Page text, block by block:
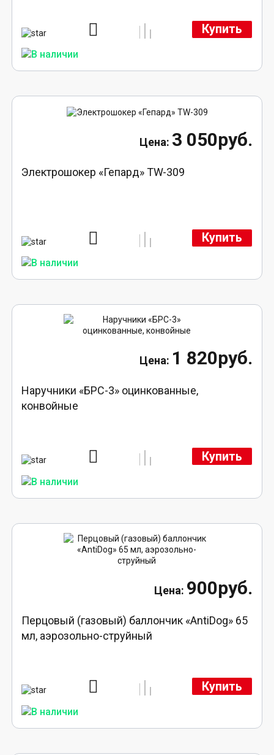
Купить
3 050руб.
Электрошокер «Гепард» TW-309
Купить
1 820руб.
Наручники «БРС-3» оцинкованные,
конвойные
Купить
900руб.
Перцовый (газовый) баллончик «AntiDog» 65
мл, аэрозольно-струйный
Купить